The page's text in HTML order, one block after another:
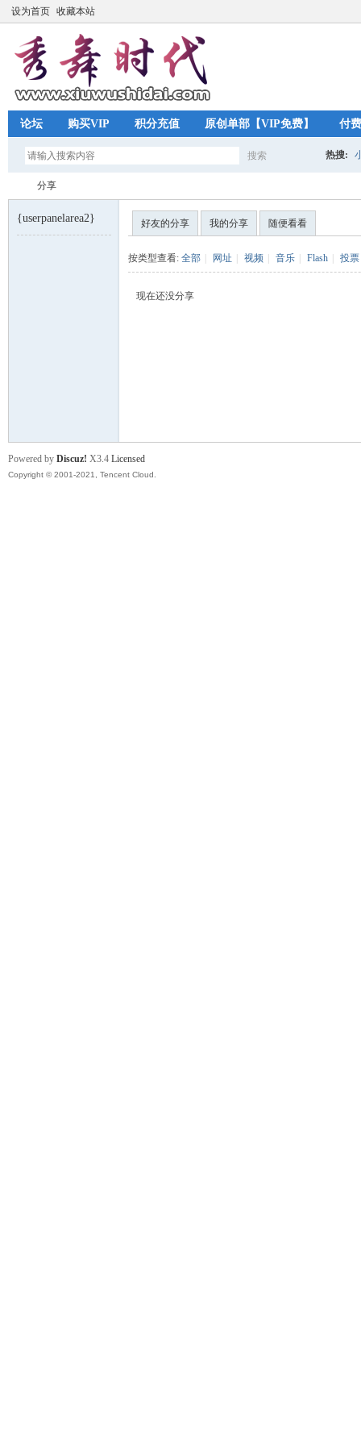
设为首页 收藏本站
论坛 购买VIP 积分充值 原创单部【VIP免费】 付
搜索 热搜:
分享
{userpanelarea2} 好友的分享 我的分享 随便看看
按类型查看: 全部 网址 视频 音乐 Flash 投票
现在还没分享
Powered by Discuz! X3.4 Licensed
Copyright © 2001-2021, Tencent Cloud.